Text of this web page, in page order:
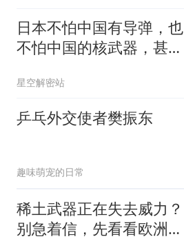
日本不怕中国有导弹，也
不怕中国的核武器，甚至
星空解密站
乒乓外交使者樊振东
趣味萌宠的日常
稀土武器正在失去威力？
别急着信，先看看欧洲军